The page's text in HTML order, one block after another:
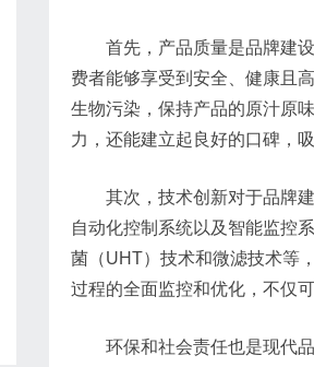
首先，产品质量是品牌建
费者能够享受到安全、健康且
生物污染，保持产品的原汁原
力，还能建立起良好的口碑，
其次，技术创新对于品牌
自动化控制系统以及智能监控
菌（UHT）技术和微滤技术等
过程的全面监控和优化，不仅
环保和社会责任也是现代